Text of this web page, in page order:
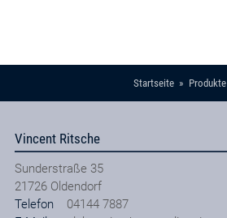
Startseite Produkte
Vincent Ritsche
Sunderstraße 35
21726 Oldendorf
Telefon
04144 7887